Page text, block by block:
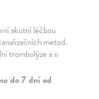
akutní léčbou
metod.
trombolýze a o
do 7 dní od